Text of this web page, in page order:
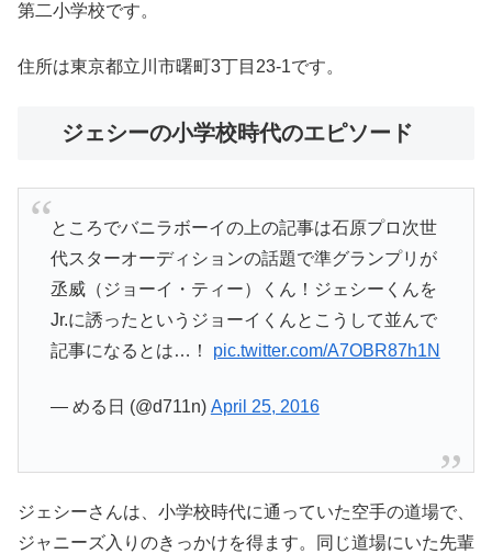
第二小学校です。
住所は東京都立川市曙町3丁目23-1です。
ジェシーの小学校時代のエピソード
ところでバニラボーイの上の記事は石原プロ次世
代スターオーディションの話題で準グランプリが
丞威（ジョーイ・ティー）くん！ジェシーくんを
Jr.に誘ったというジョーイくんとこうして並んで
記事になるとは…！ pic.twitter.com/A7OBR87h1N
— める日 (@d711n) April 25, 2016
ジェシーさんは、小学校時代に通っていた空手の道場で、
ジャニーズ入りのきっかけを得ます。同じ道場にいた先輩